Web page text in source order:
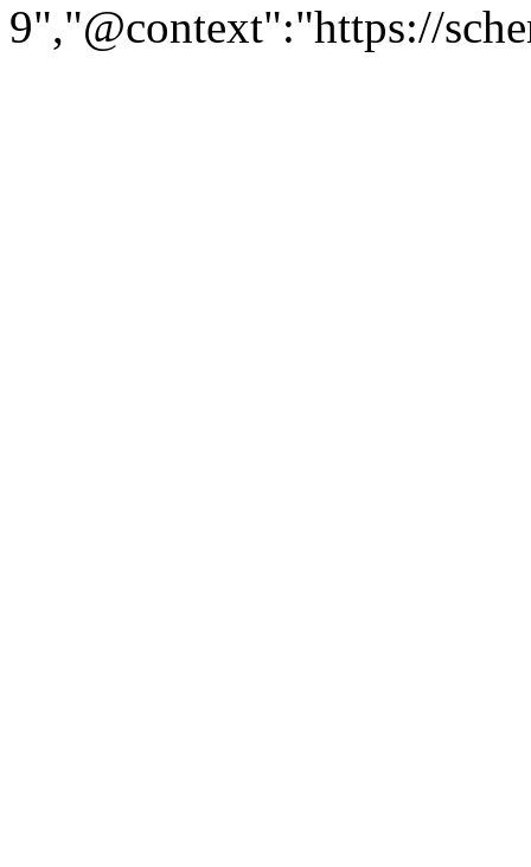
9","@context":"https://